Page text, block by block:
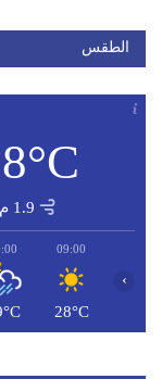
الطقس
1.9 م\ث
09:00
28°C
›